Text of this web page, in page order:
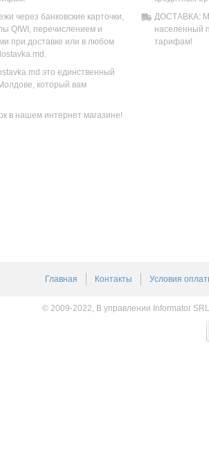
через банковские карточки,
QIWI, перечислением и
при доставке или в любом
это единственный
который вам
в нашем интернет магазине!
ДОСТАВКА:
населенный
тарифам!
Главная Контакты Условия
© 2009-2022, В управлении Informator SRL